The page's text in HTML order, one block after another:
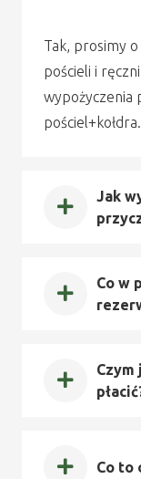
Tak, prosimy
pościeli i
wypożyczenia
pościel+kołdra.
Jak
Co w
Czym
Co to